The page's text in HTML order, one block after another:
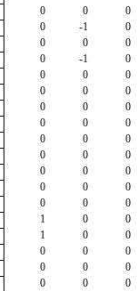
0 0
0
0 -1
0
0 0
0
0 -1
0
0 0
0
0 0
0
0 0
0
0 0
0
0 0
0
0 0
0
0 0
0
0 0
0
0 0
0
1 0
0
1 0
0
0 0
0
0 0
0
0 0
0